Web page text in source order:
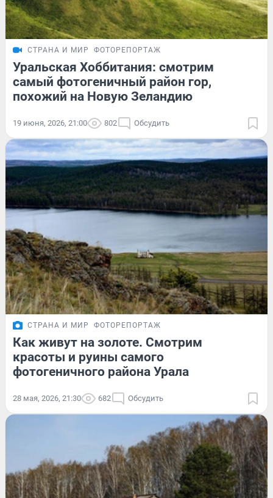
СТРАНА И МИР ФОТОРЕПОРТАЖ
Уральская Хоббитания: смотрим
самый фотогеничный район гор,
похожий на Новую Зеландию
19 июня, 2026, 21:00 802 Обсудить
СТРАНА И МИР ФОТОРЕПОРТАЖ
Как живут на золоте. Смотрим
красоты и руины самого
фотогеничного района Урала
28 мая, 2026, 21:30 682 Обсудить